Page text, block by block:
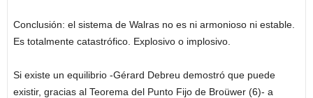
Conclusión: el sistema de Walras no es ni armonioso ni estable.
Es totalmente catastrófico. Explosivo o implosivo.
Si existe un equilibrio -Gérard Debreu demostró que puede
existir, gracias al Teorema del Punto Fijo de Broüwer (6)- a